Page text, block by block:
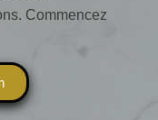
Commencez